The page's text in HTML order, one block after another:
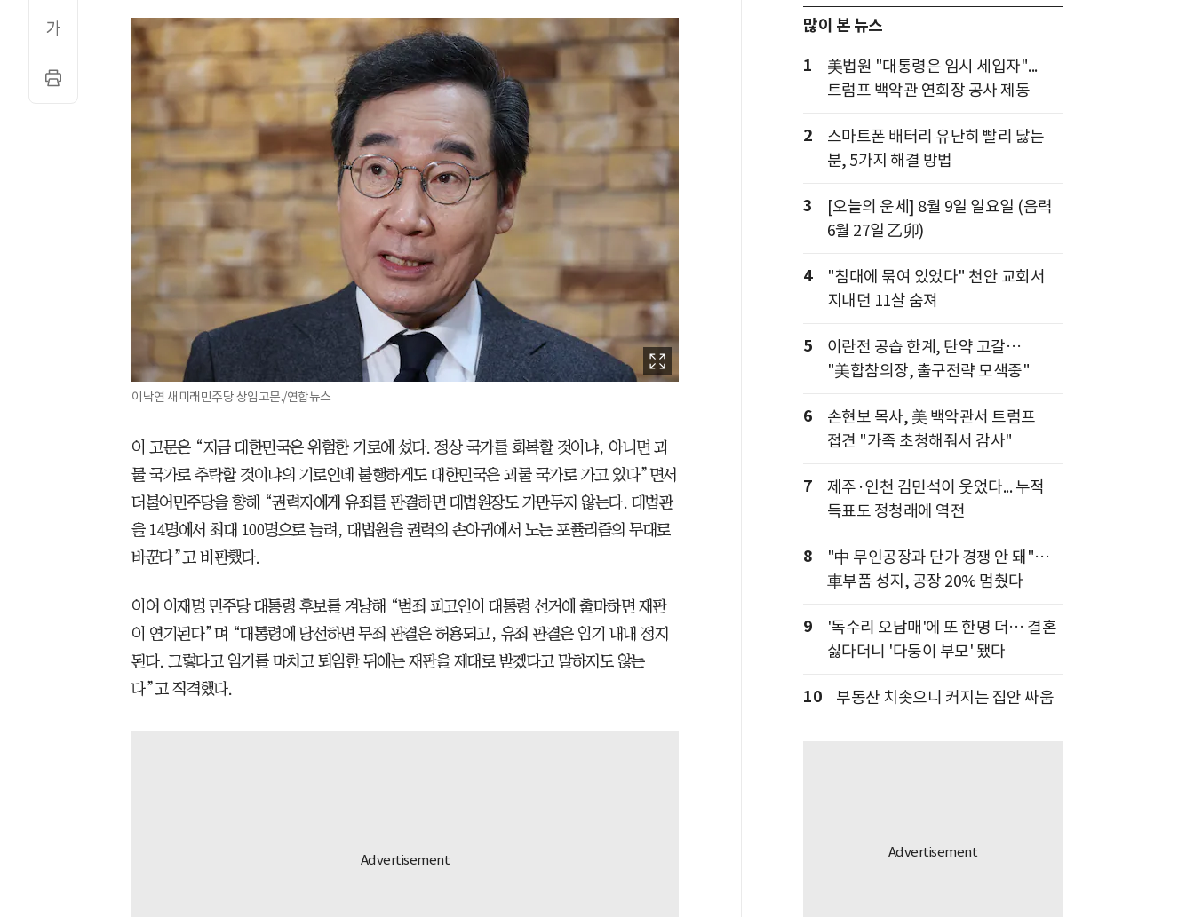
이낙연 새미래민주당 상임고문./연합뉴스
이 고문은 “지금 대한민국은 위험한 기로에 섰다. 정상 국가를 회복할 것이냐, 아니면 괴
물 국가로 추락할 것이냐의 기로인데 불행하게도 대한민국은 괴물 국가로 가고 있다”면서
더불어민주당을 향해 “권력자에게 유죄를 판결하면 대법원장도 가만두지 않는다. 대법관
을 14명에서 최대 100명으로 늘려, 대법원을 권력의 손아귀에서 노는 포퓰리즘의 무대로
바꾼다”고 비판했다.
이어 이재명 민주당 대통령 후보를 겨냥해 “범죄 피고인이 대통령 선거에 출마하면 재판
이 연기된다”며 “대통령에 당선하면 무죄 판결은 허용되고, 유죄 판결은 임기 내내 정지
된다. 그렇다고 임기를 마치고 퇴임한 뒤에는 재판을 제대로 받겠다고 말하지도 않는
다”고 직격했다.
많이 본 뉴스
1
美법원 "대통령은 임시 세입자"...
트럼프 백악관 연회장 공사 제동
2
스마트폰 배터리 유난히 빨리 닳는
분, 5가지 해결 방법
3
[오늘의 운세] 8월 9일 일요일 (음력
6월 27일 乙卯)
4
"침대에 묶여 있었다" 천안 교회서
지내던 11살 숨져
5
이란전 공습 한계, 탄약 고갈…
"美합참의장, 출구전략 모색중"
6
손현보 목사, 美 백악관서 트럼프
접견 "가족 초청해줘서 감사"
7
제주·인천 김민석이 웃었다... 누적
득표도 정청래에 역전
8
"中 무인공장과 단가 경쟁 안 돼"…
車부품 성지, 공장 20% 멈췄다
9
'독수리 오남매'에 또 한명 더… 결혼
싫다더니 '다둥이 부모' 됐다
10 부동산 치솟으니 커지는 집안 싸움